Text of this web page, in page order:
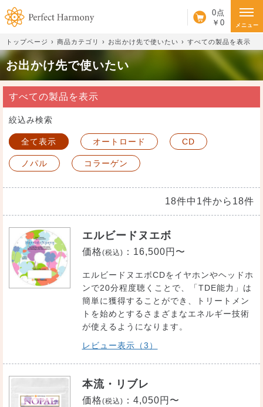
0点
￥0
カート
メニュー
トップページ 商品カテゴリ お出かけ先で使いたい すべての製品を表示
お出かけ先で使いたい
すべての製品を表示
絞込み検索
全て表示 オートロード CD
ノパル コラーゲン
18件中1件から18件
エルビードヌエボ
価格(税込) ： 16,500円〜
エルビードヌエボCDをイヤホンやヘッドホ
ンで20分程度聴くことで、「TDE能力」は
簡単に獲得することができ、トリートメン
トを始めとするさまざまなエネルギー技術
が使えるようになります。
レビュー表示（3）
本流・リブレ
価格(税込) ： 4,050円〜